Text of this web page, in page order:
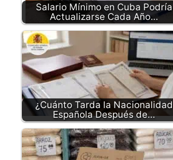
Salario Mínimo en Cuba Podría
Actualizarse Cada Año…
¿Cuánto Tarda la Nacionalidad
Española Después de…